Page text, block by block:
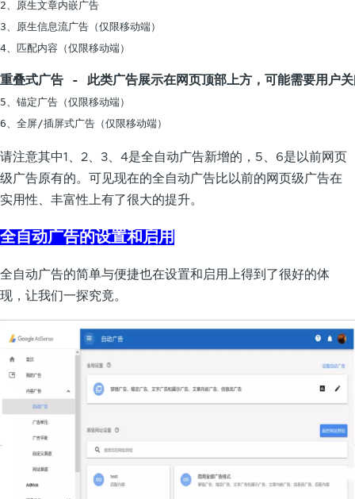
2、原生文章内嵌广告
3、原生信息流广告（仅限移动端）
重叠式广告 - 此类广告展示在网页顶部上方，可能需要用户
5、锚定广告（仅限移动端）
请注意其中1、2、3、4是全自动广告新增的，5、6是以前网页
级广告原有的。可见现在的全自动广告比以前的网页级广告在
实用性、丰富性上有了很大的提升。
全自动广告的设置和启用
全自动广告的简单与便捷也在设置和启用上得到了很好的体
现，让我们一探究竟。